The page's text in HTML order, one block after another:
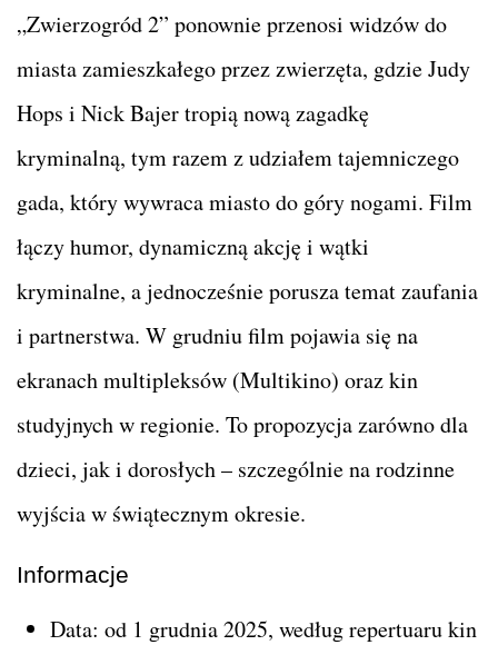
„Zwierzogród 2” ponownie przenosi widzów do
miasta zamieszkałego przez zwierzęta, gdzie Judy
Hops i Nick Bajer tropią nową zagadkę
kryminalną, tym razem z udziałem tajemniczego
gada, który wywraca miasto do góry nogami. Film
łączy humor, dynamiczną akcję i wątki
kryminalne, a jednocześnie porusza temat zaufania
i partnerstwa. W grudniu film pojawia się na
ekranach multipleksów (Multikino) oraz kin
studyjnych w regionie. To propozycja zarówno dla
dzieci, jak i dorosłych – szczególnie na rodzinne
wyjścia w świątecznym okresie.
Informacje
Data: od 1 grudnia 2025, według repertuaru kin